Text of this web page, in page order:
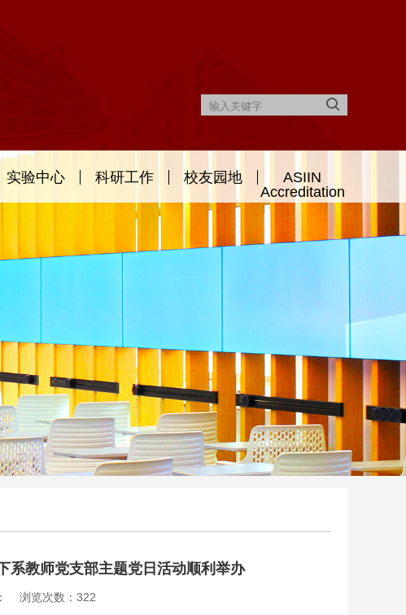
实验中心 科研工作 校友园地
ASIIN
Accreditation
教师党支部主题党日活动顺利举办
浏览次数： 322